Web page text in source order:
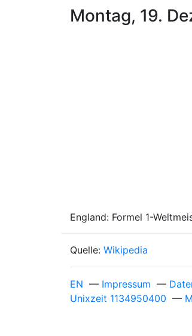
Montag, 19.
England: Formel 1-
Quelle: Wikipedia
EN — Impressum —
Unixzeit 1134950400 —